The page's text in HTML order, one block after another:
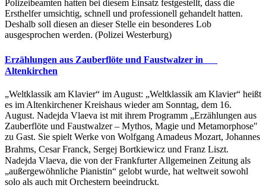
Polizeibeamten hatten bei diesem Einsatz festgestellt, dass die
Ersthelfer umsichtig, schnell und professionell gehandelt hatten.
Deshalb soll diesen an dieser Stelle ein besonderes Lob
ausgesprochen werden. (Polizei Westerburg)
Erzählungen aus Zauberflöte und Faustwalzer in
Altenkirchen
„Weltklassik am Klavier“ im August: „Weltklassik am Klavier“ heißt
es im Altenkirchener Kreishaus wieder am Sonntag, dem 16.
August. Nadejda Vlaeva ist mit ihrem Programm „Erzählungen aus
Zauberflöte und Faustwalzer – Mythos, Magie und Metamorphose"
zu Gast. Sie spielt Werke von Wolfgang Amadeus Mozart, Johannes
Brahms, Cesar Franck, Sergej Bortkiewicz und Franz Liszt.
Nadejda Vlaeva, die von der Frankfurter Allgemeinen Zeitung als
„außergewöhnliche Pianistin“ gelobt wurde, hat weltweit sowohl
solo als auch mit Orchestern beeindruckt.